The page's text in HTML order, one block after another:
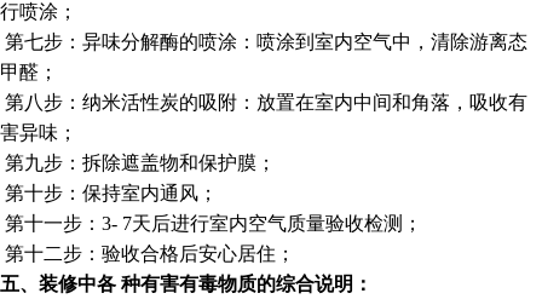
行喷涂；
第七步：异味分解酶的喷涂：喷涂到室内空气中，清除游离态
甲醛；
第八步：纳米活性炭的吸附：放置在室内中间和角落，吸收有
害异味；
第九步：拆除遮盖物和保护膜；
第十步：保持室内通风；
第十一步：3- 7天后进行室内空气质量验收检测；
第十二步：验收合格后安心居住；
五、装修中各 种有害有毒物质的综合说明：